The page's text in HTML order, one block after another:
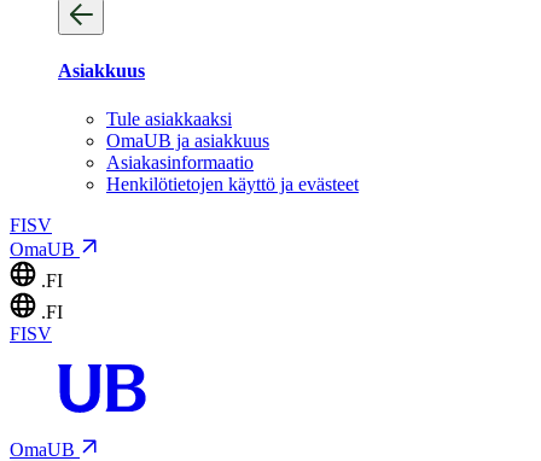
Asiakkuus
Tule asiakkaaksi
OmaUB ja asiakkuus
Asiakasinformaatio
Henkilötietojen käyttö ja evästeet
FISV
OmaUB
.FI
.FI
FISV
OmaUB